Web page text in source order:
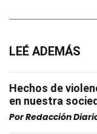
LEÉ ADEMÁS
Hechos de
en nuestra
PorRedacción